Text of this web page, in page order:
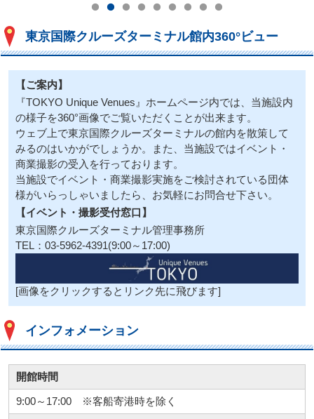
東京国際クルーズターミナル館内360°ビュー
【ご案内】
『TOKYO Unique Venues』ホームページ内では、当施設内
の様子を360°画像でご覧いただくことが出来ます。
ウェブ上で東京国際クルーズターミナルの館内を散策して
みるのはいかがでしょうか。また、当施設ではイベント・
商業撮影の受入を行っております。
当施設でイベント・商業撮影実施をご検討されている団体
様がいらっしゃいましたら、お気軽にお問合せ下さい。
【イベント・撮影受付窓口】
東京国際クルーズターミナル管理事務所
TEL：03-5962-4391(9:00～17:00)
[画像をクリックするとリンク先に飛びます]
インフォメーション
開館時間
9:00～17:00 ※客船寄港時を除く